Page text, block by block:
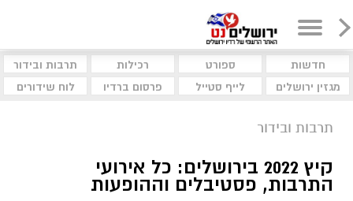
חדשות ספורט רכילות
תרבות ובידור
מגזין ירושלים
לייף סטייל פרסום ברדיו לוח שידורים
תרבות ובידור
קיץ 2022 בירושלים: כל אירועי
התרבות, פסטיבלים וההופעות